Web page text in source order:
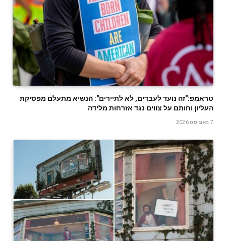
טראמפ:"זה נועד לעבדים, לא לתיירים": הנשיא מתעלם מפסיקת
העליון וחותם על צווים נגד אזרחות מלידה
7 באוגוסט 2026